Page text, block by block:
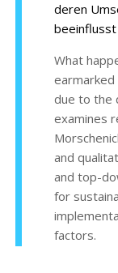
deren
What
due to the
examines
and
and top-
for
factors.